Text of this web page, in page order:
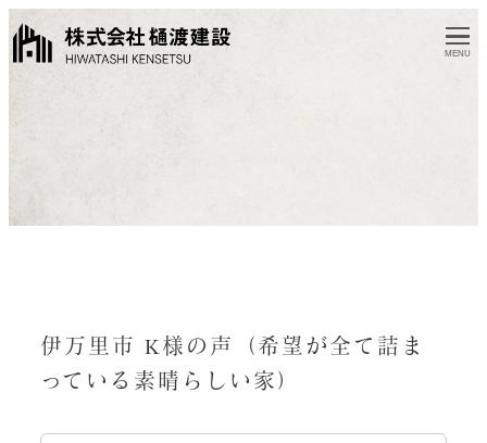
MENU
伊万里市 K様の声（希望が全て詰ま
っている素晴らしい家）